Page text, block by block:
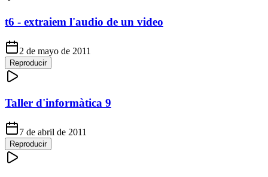
t6 - extraiem l'audio de un video
2 de mayo de 2011
Reproducir
Taller d'informàtica 9
7 de abril de 2011
Reproducir